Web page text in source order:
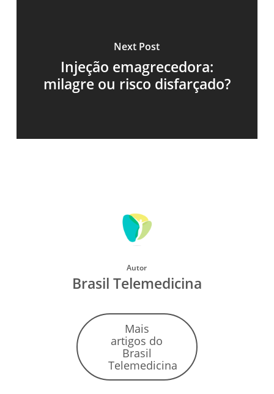
Next Post
Injeção emagrecedora:
milagre ou risco disfarçado?
Autor
Brasil Telemedicina
Mais
artigos do
Brasil
Telemedicina